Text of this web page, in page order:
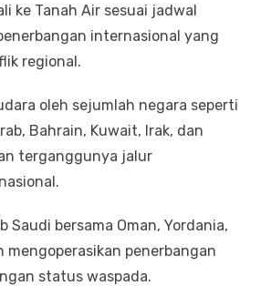
ke Tanah Air sesuai jadwal
internasional yang
regional.
oleh sejumlah negara seperti
Bahrain, Kuwait, Irak, dan
terganggunya jalur
Saudi bersama Oman, Yordania,
mengoperasikan penerbangan
status waspada.